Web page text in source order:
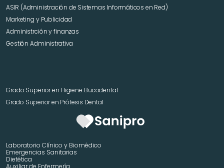
ASIR (Administración de Sistemas Informáticos en Red)
Marketing y Publicidad
Administrción y finanzas
Gestión Administrativa
Grado Superior en Higiene Bucodental
Grado Superior en Prótesis Dental
Laboratorio Clínico y Biomédico
Emergencias Sanitarias
Dietética
Auxiliar de Enfermería